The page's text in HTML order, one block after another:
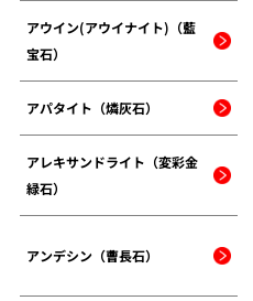
アウイン(アウイナイト)（藍
宝石）
アパタイト（燐灰石）
アレキサンドライト（変彩金
緑石）
アンデシン（曹長石）